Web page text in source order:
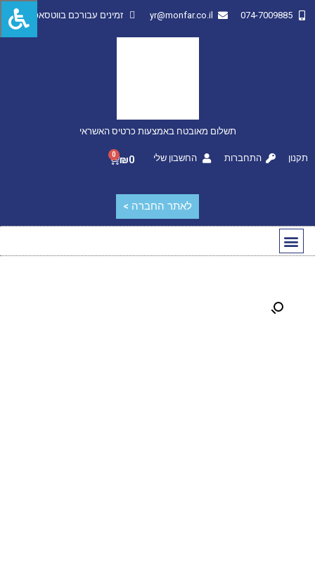
074-7009885
yr@monfar.co.il זמינים עבורכם בווטסאפ
תשלום מאובטח באמצעות כרטיס האשראי
תקנון התחברות החשבון שלי ₪0
0
לאתר החברה >